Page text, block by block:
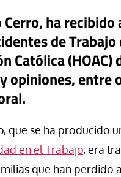
ha
de Trabajo
Católica (HOAC)
opiniones, entre
que se ha producido
en el Trabajo, era
que han perdido
Uruguay,
a principios de